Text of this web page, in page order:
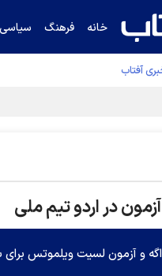
خانه فرهنگ سیاسی
آفتاب
انقلاب ادعای خرازی درباره پزشکیان
در اردو تیم ملی
و آزمون لسیت ویلموتس